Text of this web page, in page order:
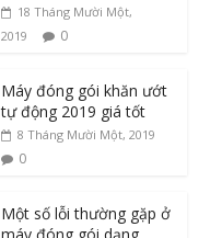
18 Tháng Mười Một,
2019
0
Máy đóng gói khăn ướt
tự động 2019 giá tốt
8 Tháng Mười Một, 2019
0
Một số lỗi thường gặp ở